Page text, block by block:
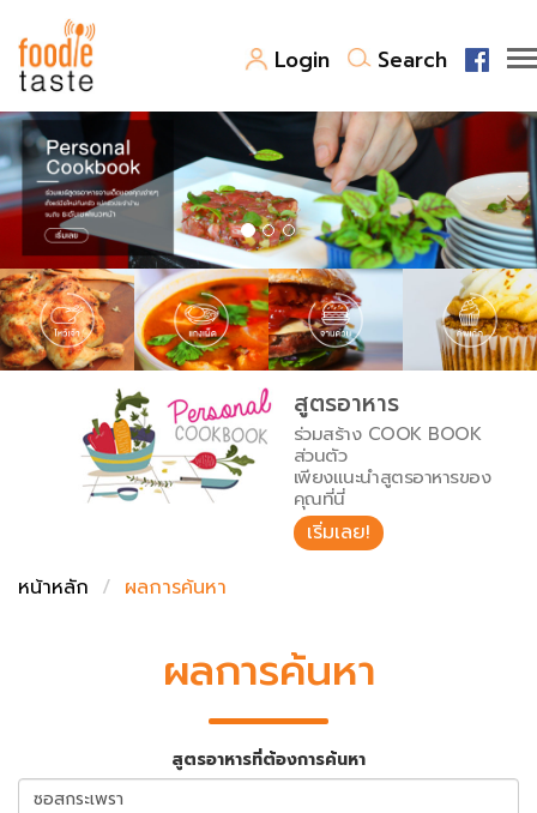
Login Search
สูตรอาหาร
สูตรอาหารล่าสุด
Top Foodie
พาไปชิม
สารพันก้นครัว
เคล็ดลับน่ารู้
เปรียบเทียบหน่วยการตวง
เปรียบเทียบอุณหภูมิ
เปรียบเทียบน้ำหนักวัตถุดิบ
FoodPedia
สร้าง Cookbook
สูตรอาหาร
ร่วมสร้าง COOK BOOK
ส่วนตัว
เพียงแนะนำสูตรอาหารของ
คุณที่นี่
เริ่มเลย!
หน้าหลัก
ผลการค้นหา
ผลการค้นหา
สูตรอาหารที่ต้องการค้นหา